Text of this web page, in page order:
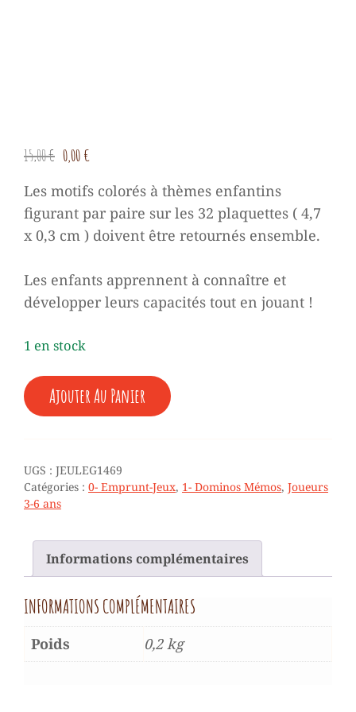
15,00€ Le
initial
était :
15,00 €.
0,00 €
actuel
est :
0,00 €.
Les motifs colorés à thèmes enfantins
figurant par paire sur les 32 plaquettes ( 4,7
x 0,3 cm ) doivent être retournés ensemble.
Les enfants apprennent à connaître et
développer leurs capacités tout en jouant !
1 en stock
QUANTITÉ
DE
MÉMO
ANS
Ajouter Au Panier
UGS : JEULEG1469
Catégories : 0- Emprunt-Jeux, 1- Dominos Mémos, Joueurs
3-6 ans
Informations complémentaires
INFORMATIONS COMPLÉMENTAIRES
Poids 0,2 kg